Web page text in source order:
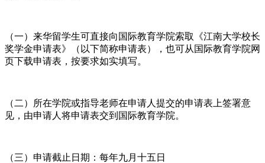
（一）来华留学生可直接向国际教育学院索取《江南大学校长
奖学金申请表》（以下简称申请表），也可从国际教育学院网
页下载申请表，按要求如实填写。
（二）所在学院或指导老师在申请人提交的申请表上签署意
见，由申请人将申请表交到国际教育学院。
（三）申请截止日期：每年九月十五日